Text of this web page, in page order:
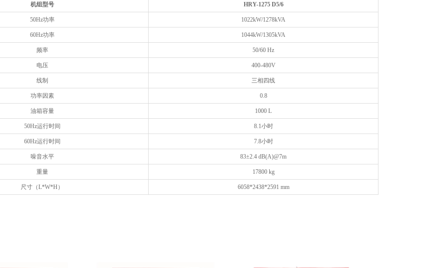
机组型号 HRY-1275 D5/6
50Hz功率 1022kW/1278kVA
60Hz功率 1044kW/1305kVA
频率 50/60 Hz
电压 400-480V
线制 三相四线
功率因素 0.8
油箱容量 1000 L
50Hz运行时间 8.1小时
60Hz运行时间 7.8小时
噪音水平 83±2.4 dB(A)@7m
重量 17800 kg
尺寸（L*W*H） 6058*2438*2591 mm